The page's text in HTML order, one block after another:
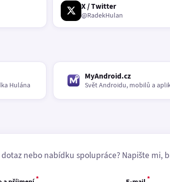
X / Twitter
@RadekHulan
Hulána
MyAndroid.cz
Svět Androidu, mobilů a
nebo nabídku spolupráce? Napište mi,
* *